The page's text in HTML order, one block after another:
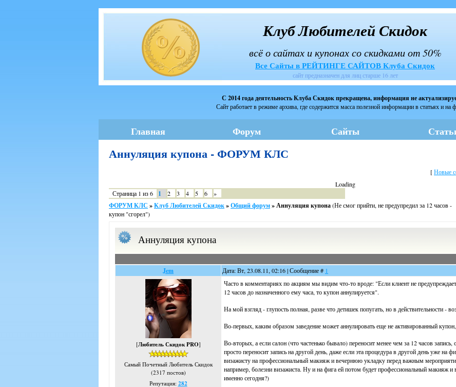
Клуб Любителей Скидок
всё о сайтах и купонах со скидками от 50%
Все Сайты в РЕЙТИНГЕ САЙТОВ Клуба Скидок
сайт предназначен для лиц старше 16 лет
С 2014 года деятельность Клуба Скидок прекращена, информация не
Сайт работает в режиме архива, где содержится масса полезной информации в статьях и на
Главная Форум Сайты
Аннуляция купона - ФОРУМ КЛС
[Новые
Loading
Страница 1 из6 1 2 3 4 5 6 »
ФОРУМ КЛС »Клуб Любителей Скидок»Общий форум»Аннуляция купона(Не смог прийти, не предупредил за 12 часов -
купон "сгорел")
Аннуляция купона
Jem Дата: Вт, 23.08.11, 02:16 | Сообщение # 1
[Любитель Скидок PRO]
Самый Почетный Любитель Скидок
(2317 постов)
Репутация: 282
Часто в комментариях по акциям мы видим что-то вроде: "Если клиент не
12 часов до назначенного ему часа, то купон аннулируется".
На мой взгляд - глупость полная, разве что детишек попугать, но в действительности -
Во-первых, каким образом заведение может аннулировать еще не активированный
Во-вторых, а если салон (что частенько бывало) переносит менее чем за 12 часов
просто переносит запись на другой день, даже если эта процедура в другой день уже на
визажисту на профессиональный макияж и вечернюю укладку перед важным
например, болезни визажиста. Ну и на фига ей потом будет профессиональный макияж и
именно сегодня?)